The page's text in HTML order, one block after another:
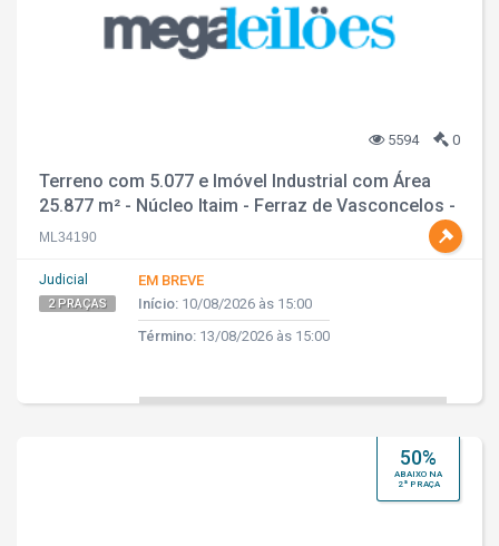
5594 0
Terreno com 5.077 e Imóvel Industrial com Área
25.877 m² - Núcleo Itaim - Ferraz de Vasconcelos -
SP
ML34190
Judicial
2 PRAÇAS
EM BREVE
Início: 10/08/2026 às 15:00
Término: 13/08/2026 às 15:00
50%
ABAIXO NA
2ª PRAÇA